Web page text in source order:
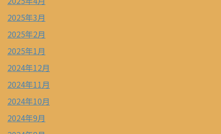
2025年3月
2025年2月
2025年1月
2024年12月
2024年11月
2024年10月
2024年9月